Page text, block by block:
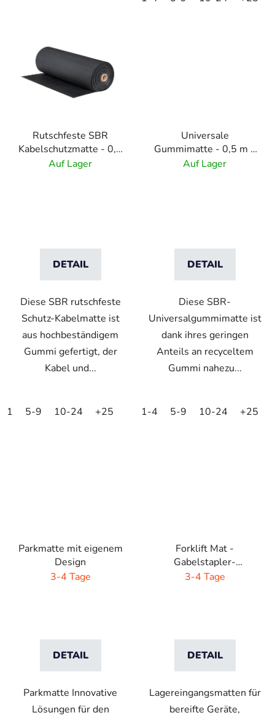
Rutschfeste SBR
Kabelschutzmatte - 0,5
m x 10 m
Auf Lager
DETAIL
Diese SBR rutschfeste
Schutz-Kabelmatte ist
aus hochbeständigem
Gummi gefertigt, der
Kabel und...
1 5-9 10-24 +25
Universale
Gummimatte - 0,5 m x
5 m
Auf Lager
DETAIL
Diese SBR-
Universalgummimatte ist
dank ihres geringen
Anteils an recyceltem
Gummi nahezu...
1-4 5-9 10-24 +25
Parkmatte mit eigenem
Design
3-4 Tage
DETAIL
Parkmatte Innovative
Lösungen für den
Forklift Mat -
Gabelstapler-
Schmutzfangmatte -
3-4 Tage
DETAIL
Lagereingangsmatten für
bereifte Geräte,